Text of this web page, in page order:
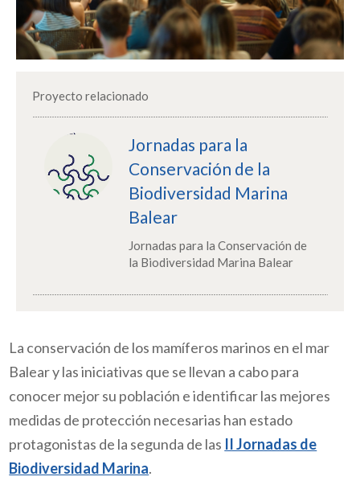
Proyecto relacionado
Jornadas para la
Conservación de la
Biodiversidad Marina
Balear
Jornadas para la Conservación de
la Biodiversidad Marina Balear
La conservación de los mamíferos marinos en el mar
Balear y las iniciativas que se llevan a cabo para
conocer mejor su población e identificar las mejores
medidas de protección necesarias han estado
protagonistas de la segunda de las II Jornadas de
Biodiversidad Marina.